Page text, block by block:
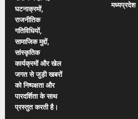
घटनाक्रमों,
राजनीतिक
गतिविधियों,
सामाजिक मुद्दों,
सांस्कृतिक
कार्यक्रमों और खेल
जगत से जुड़ी खबरों
को निष्पक्षता और
पारदर्शिता के साथ
प्रस्तुत करती है।
मध्यप्रदेश